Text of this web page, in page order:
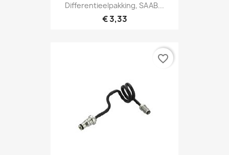
Differentieelpakking, SAAB...
€ 3,33
favorite_border